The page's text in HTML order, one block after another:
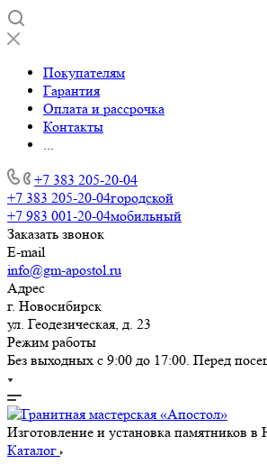
Покупателям
Гарантия
Оплата и рассрочка
Контакты
...
+7 383 205-20-04
+7 383 205-20-04городской
+7 983 001-20-04мобильный
Заказать звонок
E-mail
info@gm-apostol.ru
Адрес
г. Новосибирск
ул. Геодезическая, д. 23
Режим работы
Без выходных с 9:00 до 17:00. Перед
Изготовление и установка памятников в
Каталог